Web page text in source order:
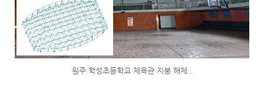
원주 학성초등학교 체육관 지붕 해체..